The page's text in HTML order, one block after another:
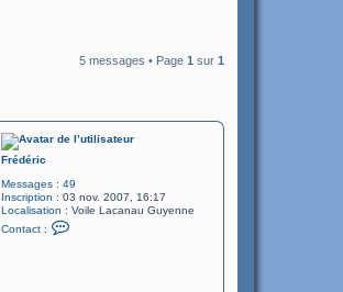
5 messages • Page 1 sur 1
Frédéric
Messages : 49
Inscription : 03 nov. 2007, 16:17
Localisation : Voile Lacanau Guyenne
Contact :